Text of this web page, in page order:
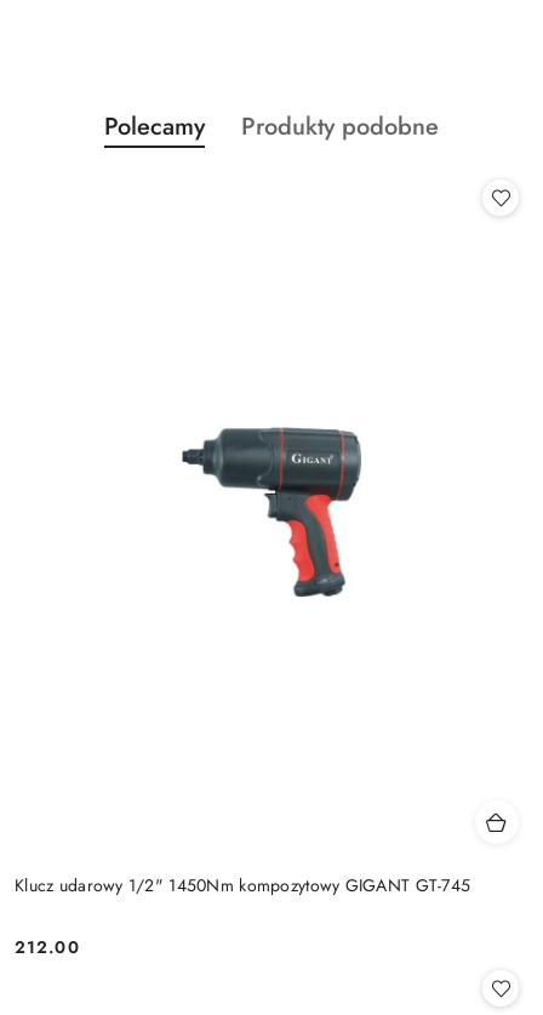
Pomiń karuzelę produktów
Produkty
o
Polecamy
Produkty
Produkty podobne
Klucz udarowy 1/2" 1450Nm kompozytowy GIGANT GT-745
Cena:
212.00